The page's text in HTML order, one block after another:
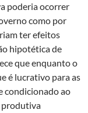
poderia ocorrer
como por
ter efeitos
hipotética de
que enquanto o
é lucrativo para as
condicionado ao
produtiva